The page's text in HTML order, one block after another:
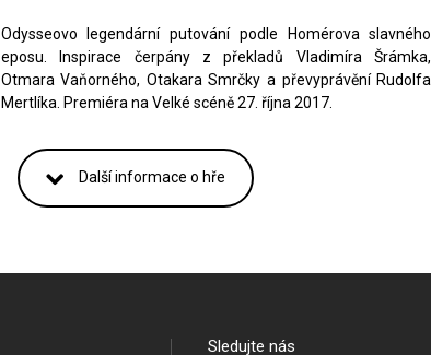
Odysseovo legendární putování podle Homérova slavného
eposu. Inspirace čerpány z překladů Vladimíra Šrámka,
Otmara Vaňorného, Otakara Smrčky a převyprávění Rudolfa
Mertlíka. Premiéra na Velké scéně 27. října 2017.
Další informace o hře
Sledujte nás